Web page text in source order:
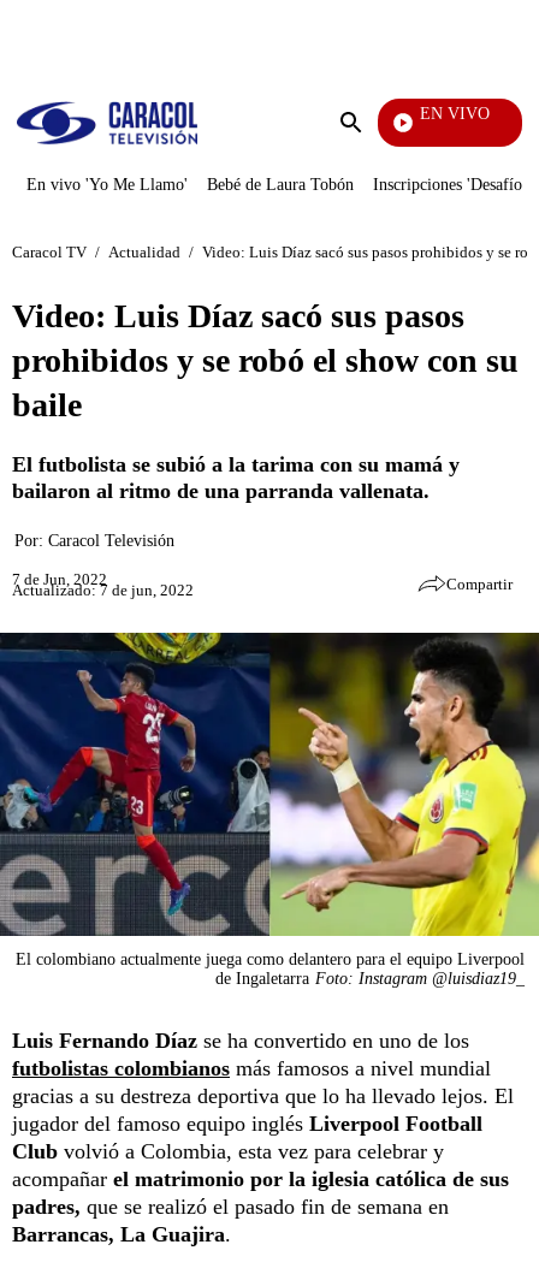
Enviar
EN VIVO
En vivo 'Yo Me Llamo' Bebé de Laura Tobón Inscripciones 'Desafío'
Caracol TV / Actualidad / Video: Luis Díaz sacó sus pasos prohibidos y se
Video: Luis Díaz sacó sus pasos
prohibidos y se robó el show con su
baile
El futbolista se subió a la tarima con su mamá y
bailaron al ritmo de una parranda vallenata.
Por: Caracol Televisión
7 de Jun, 2022
Actualizado: 7 de jun, 2022 Compartir
El colombiano actualmente juega como delantero para el equipo Liverpool
de Ingaletarra Foto: Instagram @luisdiaz19_
Luis Fernando Díaz se ha convertido en uno de los
futbolistas colombianos más famosos a nivel mundial
gracias a su destreza deportiva que lo ha llevado lejos. El
jugador del famoso equipo inglés Liverpool Football
Club volvió a Colombia, esta vez para celebrar y
acompañar el matrimonio por la iglesia católica de sus
padres, que se realizó el pasado fin de semana en
Barrancas, La Guajira.